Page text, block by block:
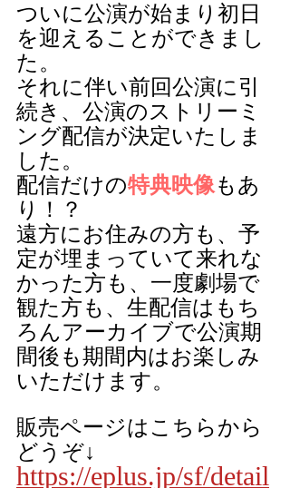
ついに公演が始まり初日
を迎えることができまし
た。
それに伴い前回公演に引
続き、公演のストリーミ
ング配信が決定いたしま
した。
配信だけの特典映像もあ
り！？
遠方にお住みの方も、予
定が埋まっていて来れな
かった方も、一度劇場で
観た方も、生配信はもち
ろんアーカイブで公演期
間後も期間内はお楽しみ
いただけます。
販売ページはこちらから
どうぞ↓
https://eplus.jp/sf/detail